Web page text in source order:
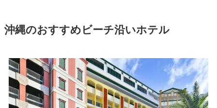
沖縄のおすすめビーチ沿いホテル